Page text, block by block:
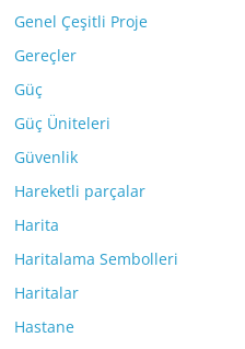
Genel Çeşitli Proje
Gereçler
Güç
Güç Üniteleri
Güvenlik
Hareketli parçalar
Harita
Haritalama Sembolleri
Haritalar
Hastane